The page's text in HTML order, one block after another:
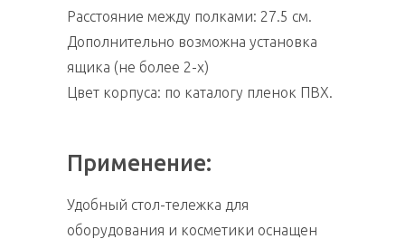
Расстояние между полками: 27.5 см.
Дополнительно возможна установка
ящика (не более 2-х)
Цвет корпуса: по каталогу пленок ПВХ.
Применение:
Удобный стол-тележка для
оборудования и косметики оснащен